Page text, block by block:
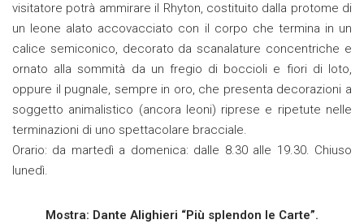
visitatore potrà ammirare il Rhyton, costituito dalla protome di
un leone alato accovacciato con il corpo che termina in un
calice semiconico, decorato da scanalature concentriche e
ornato alla sommità da un fregio di boccioli e fiori di loto,
oppure il pugnale, sempre in oro, che presenta decorazioni a
soggetto animalistico (ancora leoni) riprese e ripetute nelle
terminazioni di uno spettacolare bracciale.
Orario: da martedì a domenica: dalle 8.30 alle 19.30. Chiuso
lunedì.
Mostra: Dante Alighieri “Più splendon le Carte”.